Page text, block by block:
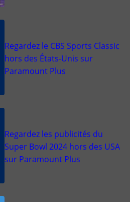
Regardez le CBS Sports Classic
hors des États-Unis sur
Paramount Plus
Regardez les publicités du
Super Bowl 2024 hors des USA
sur Paramount Plus